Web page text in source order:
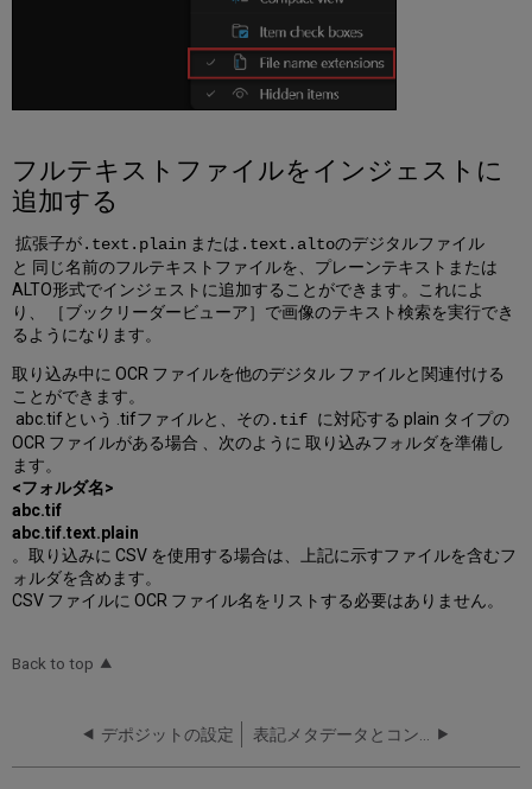
フルテキストファイルをインジェストに
追加する
拡張子が.text.plain または .text.altoのデジタルファイル
と 同じ名前のフルテキストファイルを、プレーンテキストまたは
ALTO形式でインジェストに追加することができます。これによ
り、 ［ブックリーダービューア］で画像のテキスト検索を実行でき
るようになります。
取り込み中に OCR ファイルを他のデジタル ファイルと関連付ける
ことができます。
abc.tifという .tifファイルと、その.tif に対応する plain タイプの
OCR ファイルがある場合 、次のように 取り込みフォルダを準備し
ます。
<フォルダ名>
abc.tif
abc.tif.text.plain
。取り込みに CSV を使用する場合は、上記に示すファイルを含むフ
ォルダを含めます。
CSV ファイルに OCR ファイル名をリストする必要はありません。
Back to top
デポジットの設定 表記メタデータとコンテンツの編集